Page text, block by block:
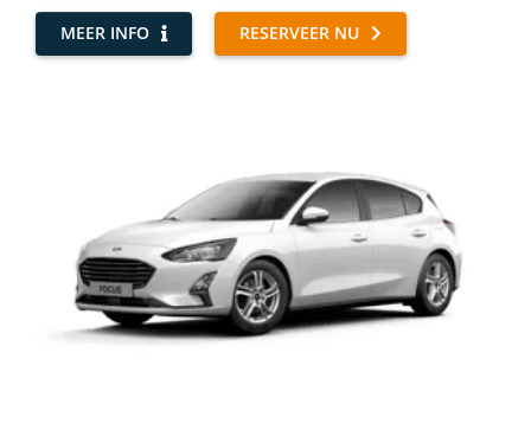
MEER INFO RESERVEER NU